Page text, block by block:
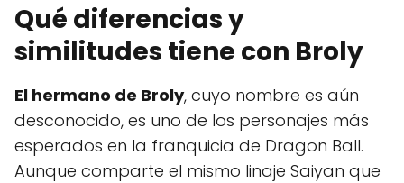
Qué diferencias y
similitudes tiene con Broly
El hermano de Broly, cuyo nombre es aún
desconocido, es uno de los personajes más
esperados en la franquicia de Dragon Ball.
Aunque comparte el mismo linaje Saiyan que